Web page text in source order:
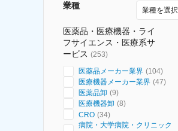
業種 業種を選択
医薬品・医療機器・ライ
フサイエンス・医療系サ
ービス (253)
医薬品メーカー業界 (104)
医療機器メーカー業界 (47)
医薬品卸 (9)
医療機器卸 (8)
CRO (34)
病院・大学病院・クリニック